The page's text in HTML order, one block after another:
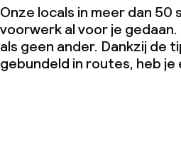
Onze locals in meer dan
voorwerk al voor je
als geen ander. Dankzij de
gebundeld in routes, heb je